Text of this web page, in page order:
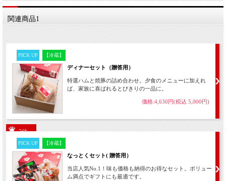
関連商品1
PICK UP 【冷蔵】
ディナーセット（贈答用）
特選ハムと焼豚の詰め合わせ。夕食のメニューに加えれ
ば、家族に喜ばれるとびきりの一品に。
価格:4,630円(税込 5,000円)
2位
PICK UP 【冷蔵】
なっとくセット( 贈答用）
当店人気No.1！味も価格も納得のお得なセット。ボリュー
ム満点でギフトにも最適です。